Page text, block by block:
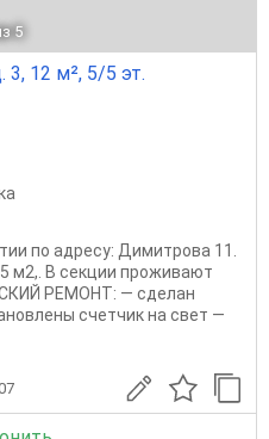
5
3, 12 м², 5/5 эт.
по адресу: Димитрова 11.
м2,. В секции проживают
РЕМОНТ: — сделан
счетчик на свет —